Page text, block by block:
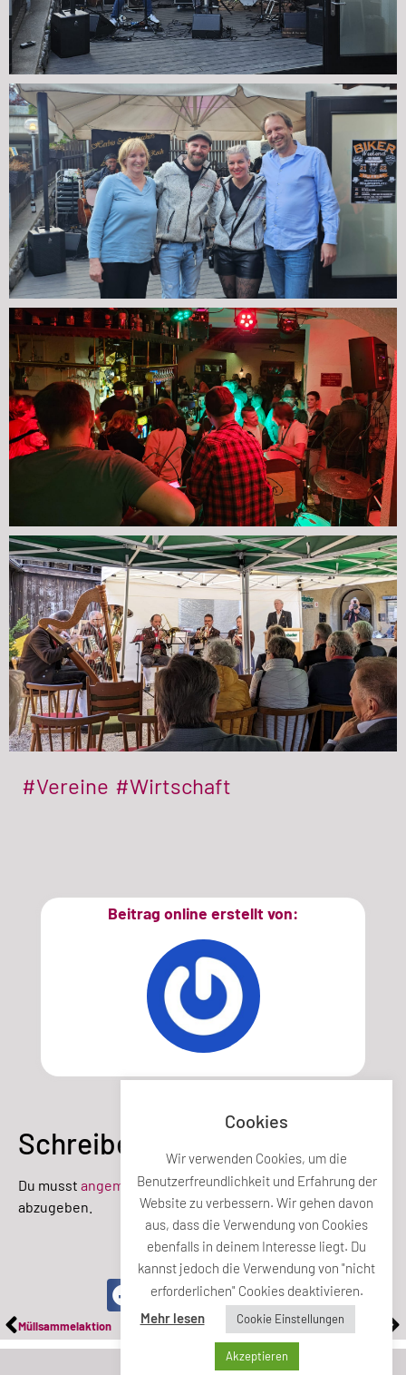
#Vereine #Wirtschaft
Schreibe einen Kommentar
Du musst angemeldetsein, um einen Kommentar
abzugeben.
Beitrag online erstellt von:
Teile diesen Beitrag
Müllsammelaktion Maifest Jenbach
Cookies
Wir verwenden Cookies, um die
Benutzerfreundlichkeit und Erfahrung der
Website zu verbessern. Wir gehen davon
aus, dass die Verwendung von Cookies
ebenfalls in deinem Interesse liegt. Du
kannst jedoch die Verwendung von "nicht
erforderlichen" Cookies deaktivieren.
Mehr lesen
Cookie Einstellungen
Akzeptieren